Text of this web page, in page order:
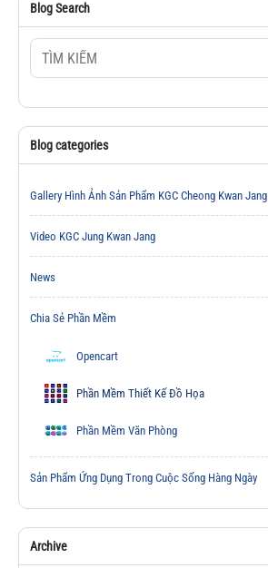
Blog Search
Blog categories
Gallery Hình Ảnh Sản Phẩm KGC Cheong Kwan Jang
Video KGC Jung Kwan Jang
News
Chia Sẻ Phần Mềm
Opencart
Phần Mềm Thiết Kế Đồ Họa
Phần Mềm Văn Phòng
Sản Phẩm Ứng Dụng Trong Cuộc Sống Hàng Ngày
Archive